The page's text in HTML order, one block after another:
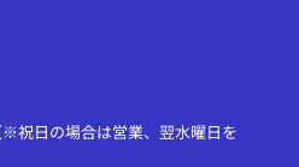
祝日の場合は営業、翌水曜日を